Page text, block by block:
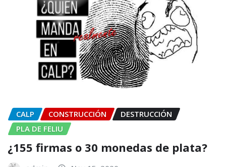
CALP CONSTRUCCIÓN
DESTRUCCIÓN
PLA DE FELIU
¿155 firmas o 30 monedas de plata?